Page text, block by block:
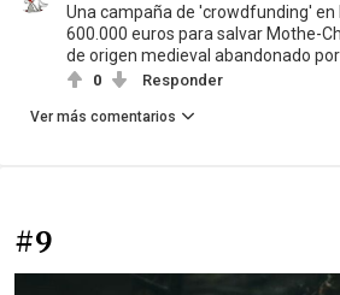
Una campaña de 'crowdfunding' en
600.000 euros para salvar Mothe-
de origen medieval abandonado
0 Responder
Ver más comentarios
#9